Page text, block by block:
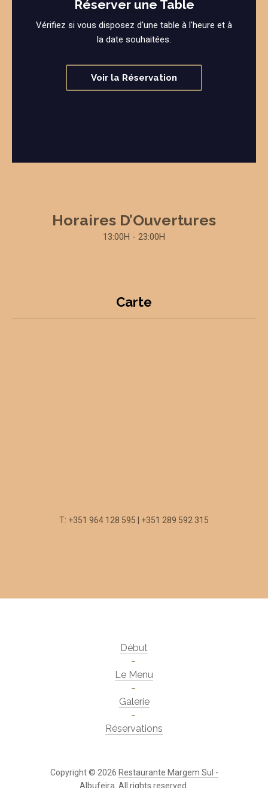
Réserver une Table
Vérifiez si vous disposez d'une table à l'heure et à
la date souhaitées.
Voir la Réservation
Horaires D’Ouvertures
13:00H - 23:00H
Carte
T: +351 964 128 595 | +351 289 592 315
Début
Le Menu
Galerie
Réservations
Copyright © 2026 Restaurante Margem Sul -
Albufeira . All rights reserved.